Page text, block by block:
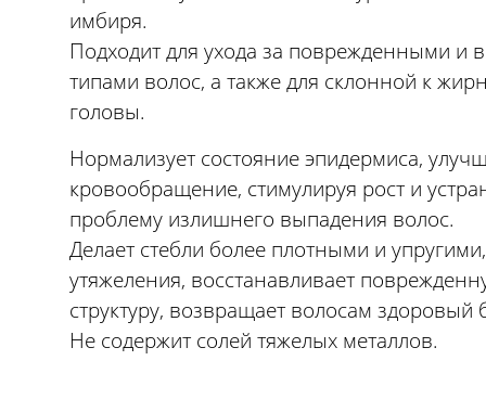
имбиря.
Подходит для ухода за поврежденными и
типами волос, а также для склонной к
головы.
Нормализует состояние эпидермиса,
кровообращение, стимулируя рост и
проблему излишнего выпадения волос.
Делает стебли более плотными и
утяжеления, восстанавливает
структуру, возвращает волосам здоровый
Не содержит солей тяжелых металлов.